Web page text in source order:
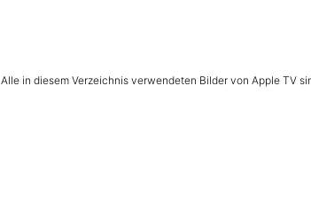
Alle in diesem Verzeichnis verwendeten Bilder von Apple TV